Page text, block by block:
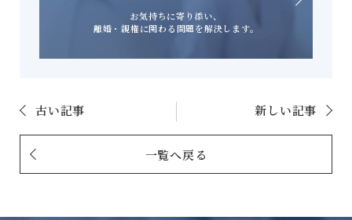
お気持ちに寄り添い、
離婚・親権に関わる問題を解決します。
古い記事 新しい記事
一覧へ戻る